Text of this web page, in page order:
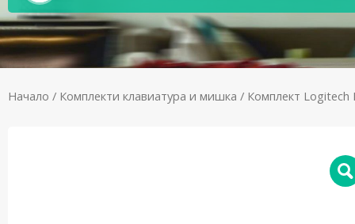
Начало / Комплекти клавиатура и мишка / Комплект Logitech